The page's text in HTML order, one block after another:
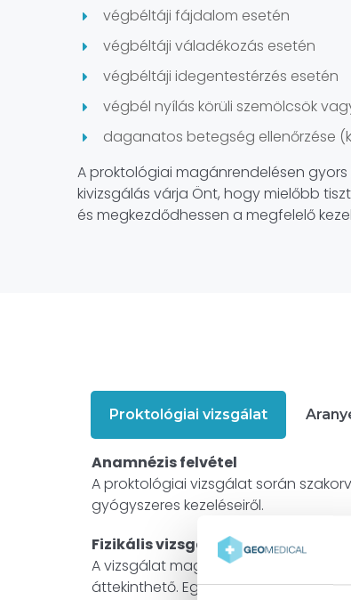
végbéltáji fájdalom esetén
végbéltáji váladékozás esetén
végbéltáji idegentestérzés esetén
végbél nyílás körüli szemölcsök
daganatos betegség ellenőrzése
A proktológiai magánrendelésen
kivizsgálás várja Önt, hogy mielőbb
és megkezdődhessen a megfelelő
Proktológiai vizsgálat
Anamnézis felvétel
A proktológiai vizsgálat során
gyógyszeres kezeléseiről.
Fizikális vizsgálat
A vizsgálat magában foglalja a
áttekinthető. Egyes esetekben